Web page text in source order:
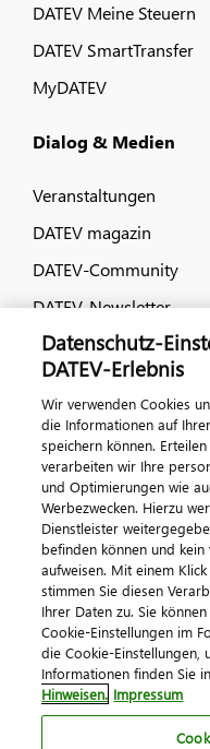
DATEV Meine Steuern
DATEV SmartTransfer
MyDATEV
Dialog & Medien
Veranstaltungen
DATEV magazin
DATEV-Community
DATEV-Newsletter
©
Impressum
Datenschutz-
DATEV-Erlebnis
Wir verwenden Cookies
die Informationen auf
speichern können.
verarbeiten wir Ihre
und Optimierungen wie
Werbezwecken. Hierzu
Dienstleister
befinden können und
aufweisen. Mit einem
stimmen Sie diesen
Ihrer Daten zu. Sie
Cookie-Einstellungen im
die Cookie-Einstellungen,
Informationen finden Sie
Hinweisen. Impressum